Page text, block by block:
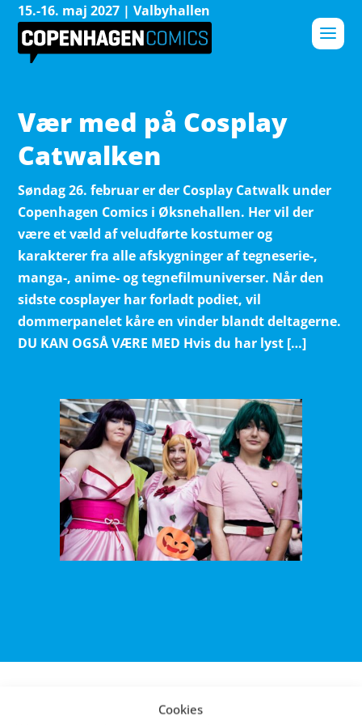
Cookies
15.-16. maj 2027 | Valbyhallen
Vær med på Cosplay
Catwalken
Søndag 26. februar er der Cosplay Catwalk under
Copenhagen Comics i Øksnehallen. Her vil der
være et væld af veludførte kostumer og
karakterer fra alle afskygninger af tegneserie-,
manga-, anime- og tegnefilmuniverser. Når den
sidste cosplayer har forladt podiet, vil
dommerpanelet kåre en vinder blandt deltagerne.
DU KAN OGSÅ VÆRE MED Hvis du har lyst […]